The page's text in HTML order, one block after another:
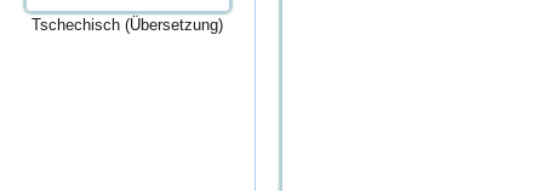
Tschechisch (Übersetzung)